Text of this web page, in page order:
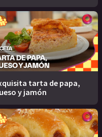
tarta de papa,
y jamón